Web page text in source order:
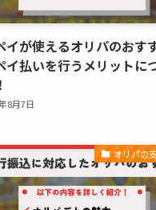
イが使えるオリパのおす
イ払いを行うメリットに
8月7日
オリパの